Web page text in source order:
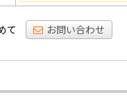
て お問い合わせ